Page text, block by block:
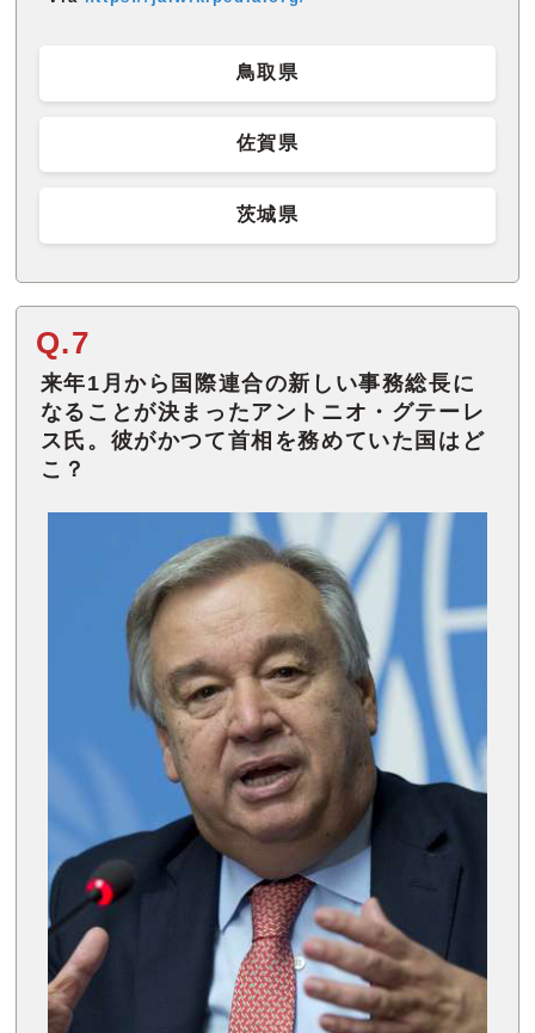
鳥取県
佐賀県
茨城県
Q.7
来年1月から国際連合の新しい事務総長に
なることが決まったアントニオ・グテーレ
ス氏。彼がかつて首相を務めていた国はど
こ？